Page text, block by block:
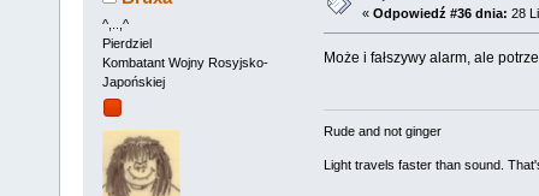
^,..,^
Pierdziel
Kombatant Wojny Rosyjsko-
Japońskiej
« Odpowiedź #36 dnia: 28
Może i fałszywy alarm, ale
Rude and not ginger
Light travels faster than sound.